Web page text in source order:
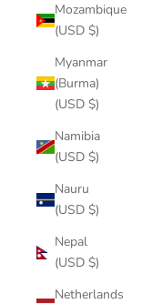
Mozambique
(USD $)
Myanmar
(Burma)
(USD $)
Namibia
(USD $)
Nauru
(USD $)
Nepal
(USD $)
Netherlands